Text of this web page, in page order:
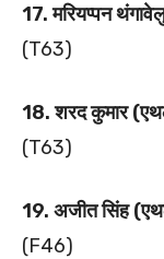
17. मरियप्पन
(T63)
18. शरद कुमार
(T63)
19. अजीत सिंह
(F46)